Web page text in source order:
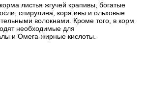
листья жгучей крапивы, богатые
спирулина, кора ивы и ольховые
волокнами. Кроме того, в корм
необходимые для
и Омега-жирные кислоты.